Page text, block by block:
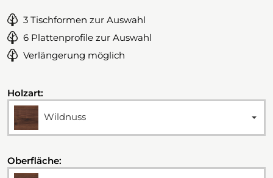
3 Tischformen zur Auswahl
6 Plattenprofile zur Auswahl
Verlängerung möglich
Holzart:
Wildnuss
Oberfläche: